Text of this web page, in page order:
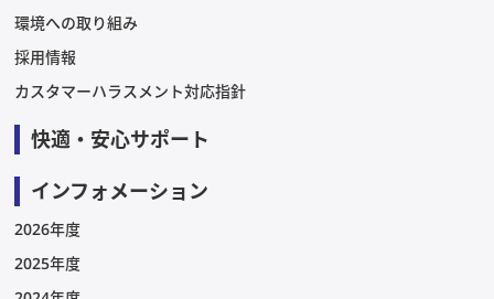
環境への取り組み
採用情報
カスタマーハラスメント対応指針
快適・安心サポート
インフォメーション
2026年度
2025年度